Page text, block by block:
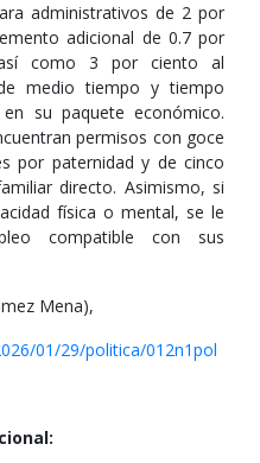
administrativos de 2 por
adicional de 0.7 por
como 3 por ciento al
medio tiempo y tiempo
su paquete económico.
permisos con goce
por paternidad y de cinco
directo. Asimismo, si
física o mental, se le
compatible con sus
Mena),
01/29/politica/012n1pol